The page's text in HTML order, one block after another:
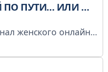
ИЛИ ЖИТЬ В 50 КАК В 30!
Бесплатный канал женского онлайн-клуба Юлии Высоцкой @vysotskayaofficial «Вкус жизни»